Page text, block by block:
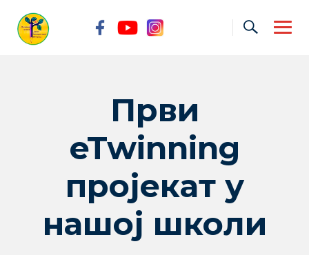
content
Први
eTwinning
пројекат у
нашој школи